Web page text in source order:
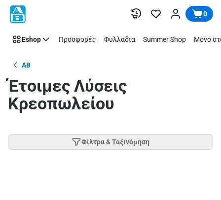
Παράλειψη 0
Eshop Προσφορές Φυλλάδια Summer Shop Μόνο
AB
Έτοιμες Λύσεις
Κρεοπωλείου
Φίλτρα & Ταξινόμηση